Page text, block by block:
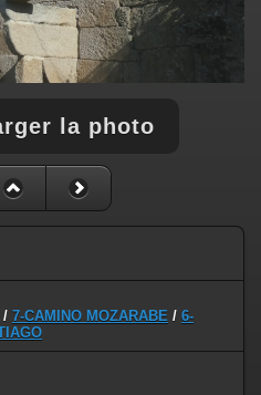
la photo
/ 7-CAMINO MOZARABE / 6-